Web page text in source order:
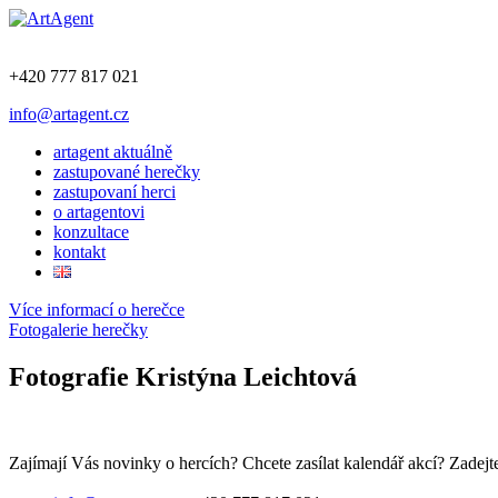
+420 777 817 021
info@artagent.cz
artagent aktuálně
zastupované herečky
zastupovaní herci
o artagentovi
konzultace
kontakt
Více informací o herečce
Fotogalerie herečky
Fotografie Kristýna Leichtová
Zajímají Vás novinky o hercích? Chcete zasílat kalendář akcí?